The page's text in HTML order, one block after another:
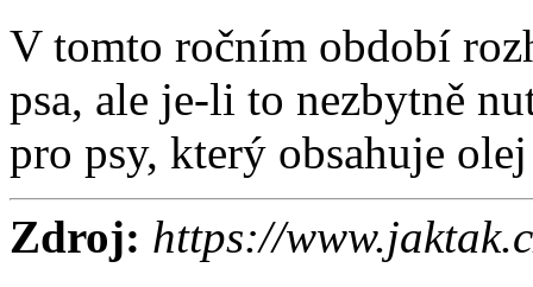
V tomto ročním období
psa, ale je-li to nezbytně
pro psy, který obsahuje
Zdroj: https://